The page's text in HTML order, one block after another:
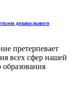
дошкольного
претерпевает
всех сфер нашей